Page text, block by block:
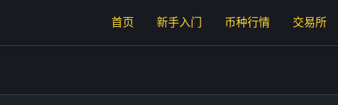
首页 新手入门 币种行情 交易所